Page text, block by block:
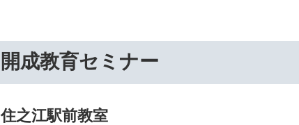
開成教育セミナー
住之江駅前教室